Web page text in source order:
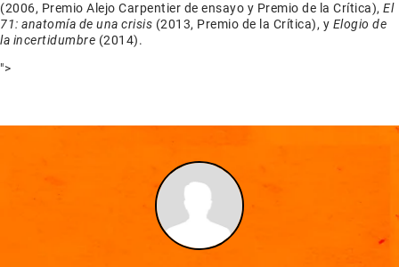
(2006, Premio Alejo Carpentier de ensayo y Premio de la Crítica), El
71: anatomía de una crisis (2013, Premio de la Crítica), y Elogio de
la incertidumbre (2014).
">